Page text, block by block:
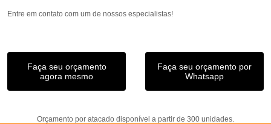
Entre em contato com um de nossos especialistas!
Faça seu orçamento
agora mesmo
Faça seu orçamento por
Whatsapp
Orçamento por atacado disponível a partir de 300 unidades.